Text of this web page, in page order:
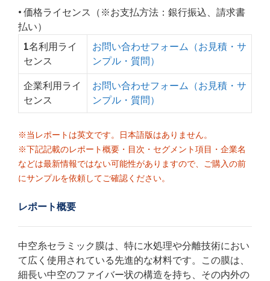
• 価格ライセンス（※お支払方法：銀行振込、請求書
払い）
1名利用ライ
センス
お問い合わせフォーム（お見積・サ
ンプル・質問）
企業利用ライ
センス
お問い合わせフォーム（お見積・サ
ンプル・質問）
※当レポートは英文です。日本語版はありません。
※下記記載のレポート概要・目次・セグメント項目・企業名
などは最新情報ではない可能性がありますので、ご購入の前
にサンプルを依頼してご確認ください。
レポート概要
中空糸セラミック膜は、特に水処理や分離技術におい
て広く使用されている先進的な材料です。この膜は、
細長い中空のファイバー状の構造を持ち、その内外の